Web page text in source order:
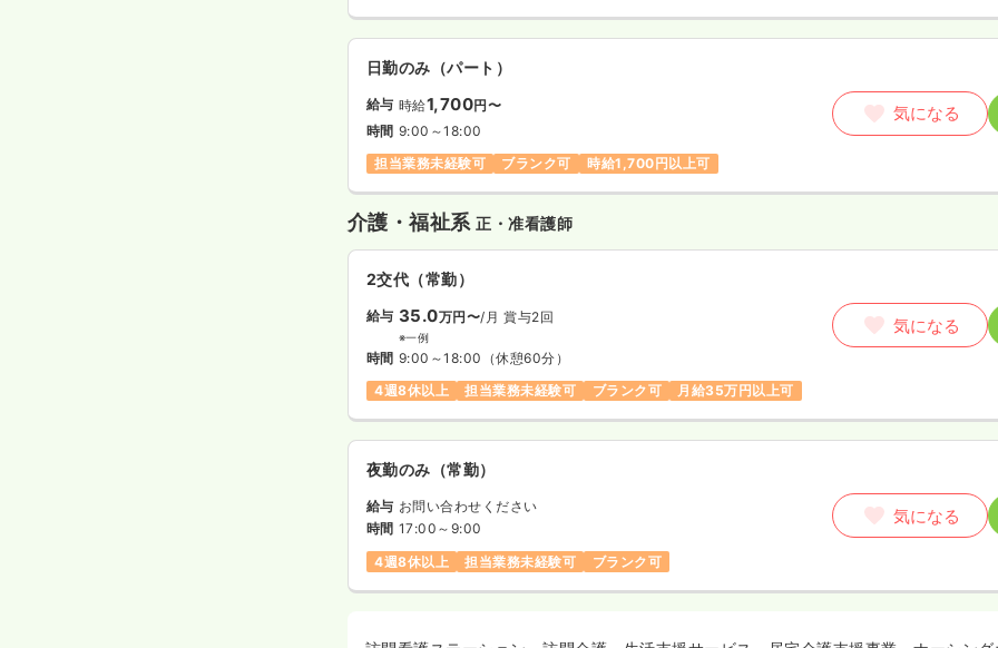
日勤のみ（パート）
給与 時給1,700円〜
時間 9:00～18:00
担当業務未経験可
ブランク可 時給1,700円以上可
気になる
介護・福祉系正・准看護師
2交代（常勤）
給与 35.0万円〜/月 賞与2回
※一例
時間 9:00～18:00 （休憩60分）
4週8休以上
担当業務未経験可 ブランク可 月給35万円以上可
気になる
夜勤のみ（常勤）
給与 お問い合わせください
時間 17:00～9:00
4週8休以上
担当業務未経験可 ブランク可
気になる